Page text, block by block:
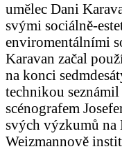
umělec Dani
svými sociálně-
enviromentálními
Karavan začal
na konci
technikou
scénografem
svých výzkumů
Weizmannově